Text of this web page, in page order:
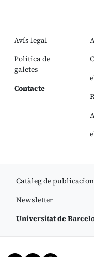
Avís legal
Política de
galetes
Contacte
Catàleg de
Newsletter
Universitat de